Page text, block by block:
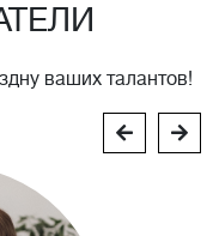
ваших талантов!